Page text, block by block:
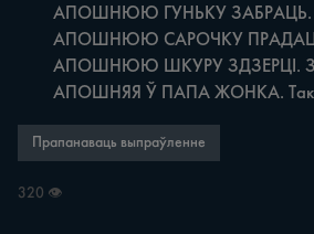
АПОШНЯЯ Ў ПАПА ЖОНКА. Так
Прапанаваць выпраўленне
320 👁